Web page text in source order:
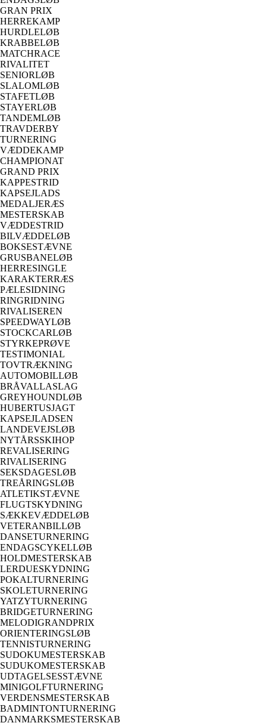
GRAN PRIX
HERREKAMP
HURDLELØB
KRABBELØB
MATCHRACE
RIVALITET
SENIORLØB
SLALOMLØB
STAFETLØB
STAYERLØB
TANDEMLØB
TRAVDERBY
TURNERING
VÆDDEKAMP
CHAMPIONAT
GRAND PRIX
KAPPESTRID
KAPSEJLADS
MEDALJERÆS
MESTERSKAB
VÆDDESTRID
BILVÆDDELØB
BOKSESTÆVNE
GRUSBANELØB
HERRESINGLE
KARAKTERRÆS
PÆLESIDNING
RINGRIDNING
RIVALISEREN
SPEEDWAYLØB
STOCKCARLØB
STYRKEPRØVE
TESTIMONIAL
TOVTRÆKNING
AUTOMOBILLØB
BRÅVALLASLAG
GREYHOUNDLØB
HUBERTUSJAGT
KAPSEJLADSEN
LANDEVEJSLØB
NYTÅRSSKIHOP
REVALISERING
RIVALISERING
SEKSDAGESLØB
TREÅRINGSLØB
ATLETIKSTÆVNE
FLUGTSKYDNING
SÆKKEVÆDDELØB
VETERANBILLØB
DANSETURNERING
ENDAGSCYKELLØB
HOLDMESTERSKAB
LERDUESKYDNING
POKALTURNERING
SKOLETURNERING
YATZYTURNERING
BRIDGETURNERING
MELODIGRANDPRIX
ORIENTERINGSLØB
TENNISTURNERING
SUDOKUMESTERSKAB
SUDUKOMESTERSKAB
UDTAGELSESSTÆVNE
MINIGOLFTURNERING
VERDENSMESTERSKAB
BADMINTONTURNERING
DANMARKSMESTERSKAB